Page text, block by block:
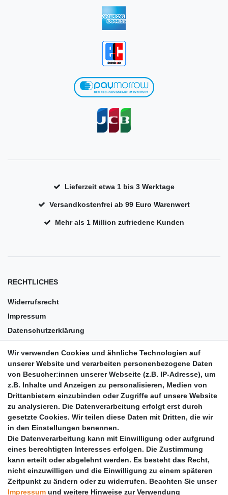
Lieferzeit etwa 1 bis 3 Werktage
Versandkostenfrei ab 99 Euro Warenwert
Mehr als 1 Million zufriedene Kunden
RECHTLICHES
Widerrufsrecht
Impressum
Datenschutzerklärung
Barrierefreiheit
Anleitungen
Vertrag widerrufen
PARTNER
DHL
GLS
PaketPLUS
Wir verwenden Cookies und ähnliche Technologien auf
unserer Website und verarbeiten personenbezogene Daten
von Besucher:innen unserer Webseite (z.B. IP-Adresse), um
z.B. Inhalte und Anzeigen zu personalisieren, Medien von
Drittanbietern einzubinden oder Zugriffe auf unsere Website
zu analysieren. Die Datenverarbeitung erfolgt erst durch
gesetzte Cookies. Wir teilen diese Daten mit Dritten, die wir
in den Einstellungen benennen.
Die Datenverarbeitung kann mit Einwilligung oder aufgrund
eines berechtigten Interesses erfolgen. Die Zustimmung
kann erteilt oder abgelehnt werden. Es besteht das Recht,
nicht einzuwilligen und die Einwilligung zu einem späteren
Zeitpunkt zu ändern oder zu widerrufen. Beachten Sie unser
Impressum und weitere Hinweise zur Verwendung